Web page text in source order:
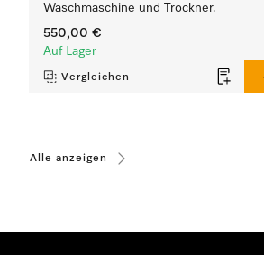
Waschmaschine und Trockner.
550,00 €
Auf Lager
Vergleichen
Alle anzeigen